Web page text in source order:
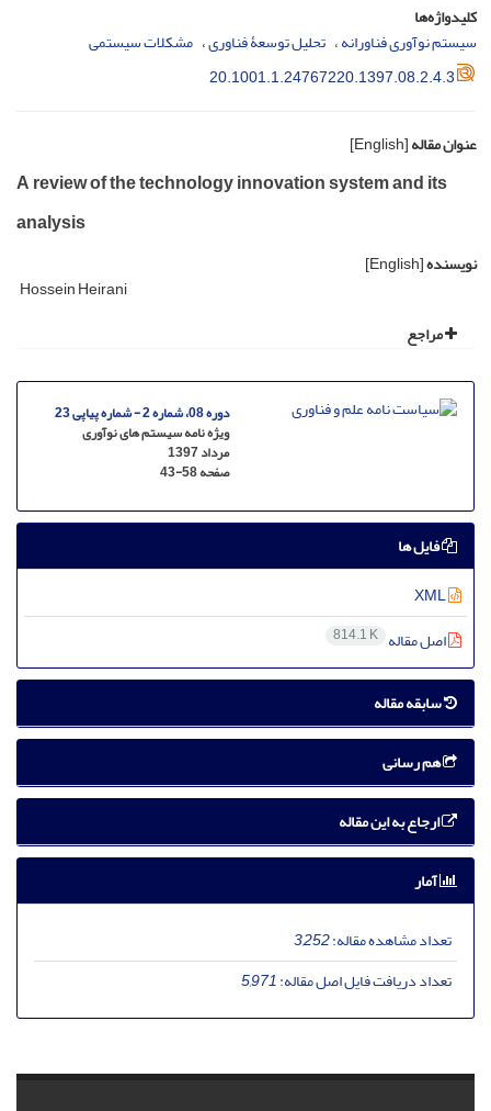
کلیدواژه‌ها
سیستم نوآوری فناورانه تحلیل توسعۀ فناوری مشکلات سیستمی
20.1001.1.24767220.1397.08.2.4.3
عنوان مقاله[English]
A review of the technology innovation system and its
analysis
نویسنده[English]
Hossein Heirani
مراجع
دوره 08، شماره 2 - شماره پیاپی 23
ویژه نامه سیستم های نوآوری
مرداد 1397
صفحه43-58
فایل ها
اصل مقاله 814.1 K
سابقه مقاله
هم رسانی
ارجاع به این مقاله
آمار
تعداد مشاهده مقاله:3,252
تعداد دریافت فایل اصل مقاله:5,971